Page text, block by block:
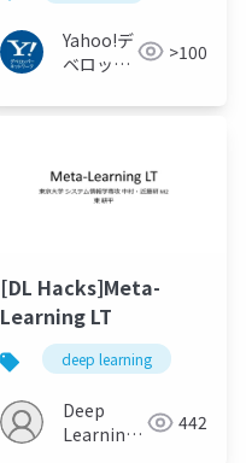
Yahoo!デ
ベロッパ
ワーク
>100
[DL Hacks]Meta-
Learning LT
deep learning
Deep
Learning
442